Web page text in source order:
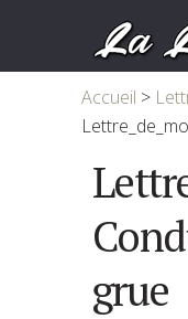
Accueil >
grue